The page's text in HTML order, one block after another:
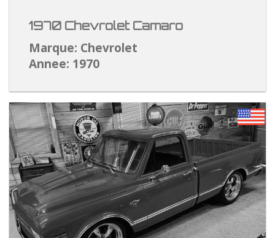
1970 Chevrolet Camaro
Marque: Chevrolet
Annee: 1970